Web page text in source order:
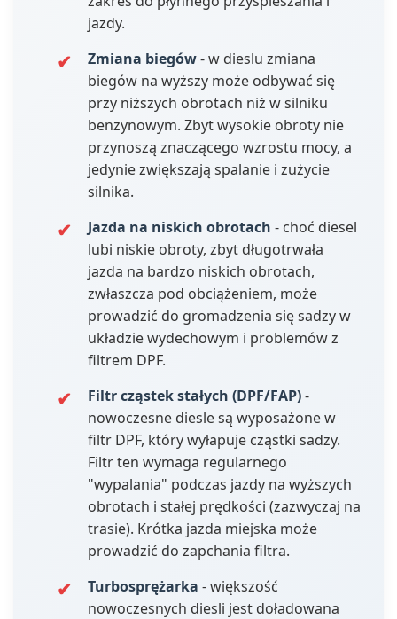
jazdy.
Zmiana biegów- w dieslu zmiana
biegów na wyższy może odbywać się
przy niższych obrotach niż w silniku
benzynowym. Zbyt wysokie obroty nie
przynoszą znaczącego wzrostu mocy, a
jedynie zwiększają spalanie i zużycie
silnika.
Jazda na niskich obrotach - choć diesel
lubi niskie obroty, zbyt długotrwała
jazda na bardzo niskich obrotach,
zwłaszcza pod obciążeniem, może
prowadzić do gromadzenia się sadzy w
układzie wydechowym i problemów z
filtrem DPF.
Filtr cząstek stałych (DPF/FAP)-
nowoczesne diesle są wyposażone w
filtr DPF, który wyłapuje cząstki sadzy.
Filtr ten wymaga regularnego
"wypalania" podczas jazdy na wyższych
obrotach i stałej prędkości (zazwyczaj na
trasie). Krótka jazda miejska może
prowadzić do zapchania filtra.
Turbosprężarka - większość
nowoczesnych diesli jest doładowana